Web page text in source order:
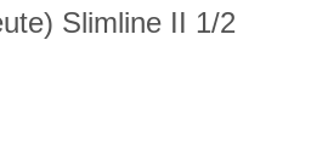
Slimline II 1/2